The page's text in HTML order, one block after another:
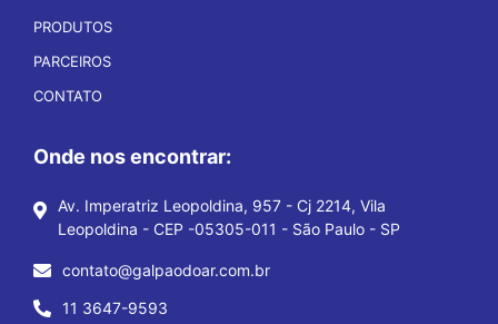
PRODUTOS
PARCEIROS
CONTATO
Onde nos encontrar:
Av. Imperatriz Leopoldina, 957 - Cj 2214, Vila
Leopoldina - CEP -05305-011 - São Paulo - SP
contato@galpaodoar.com.br
11 3647-9593